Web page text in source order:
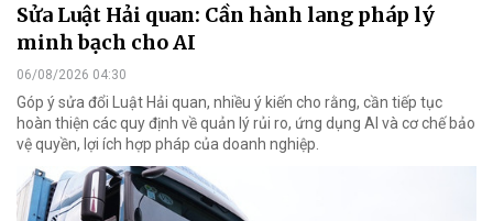
Sửa Luật Hải quan: Cần hành lang pháp lý
minh bạch cho AI
06/08/2026 04:30
Góp ý sửa đổi Luật Hải quan, nhiều ý kiến cho rằng, cần tiếp tục
hoàn thiện các quy định về quản lý rủi ro, ứng dụng AI và cơ chế bảo
vệ quyền, lợi ích hợp pháp của doanh nghiệp.